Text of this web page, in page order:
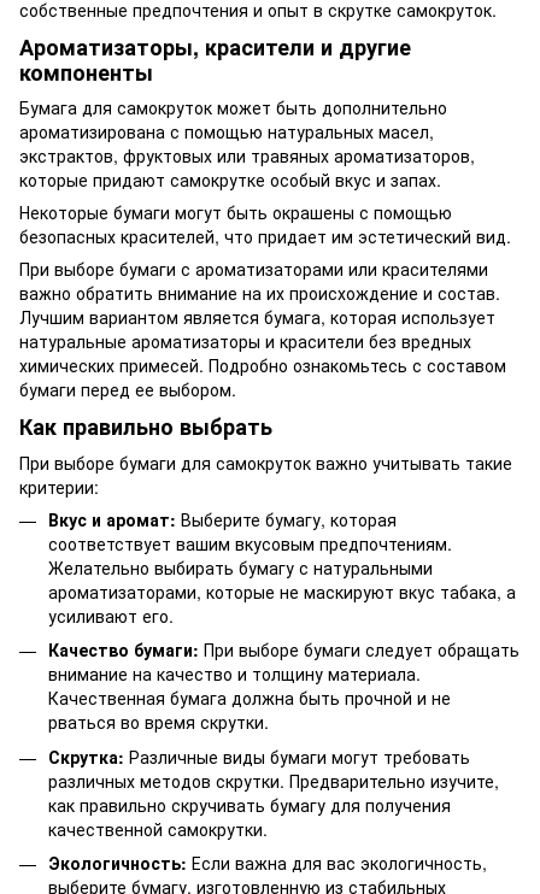
собственные предпочтения и опыт в скрутке самокруток.
Ароматизаторы, красители и другие
компоненты
Бумага для самокруток может быть дополнительно
ароматизирована с помощью натуральных масел,
экстрактов, фруктовых или травяных ароматизаторов,
которые придают самокрутке особый вкус и запах.
Некоторые бумаги могут быть окрашены с помощью
безопасных красителей, что придает им эстетический вид.
При выборе бумаги с ароматизаторами или красителями
важно обратить внимание на их происхождение и состав.
Лучшим вариантом является бумага, которая использует
натуральные ароматизаторы и красители без вредных
химических примесей. Подробно ознакомьтесь с составом
бумаги перед ее выбором.
Как правильно выбрать
При выборе бумаги для самокруток важно учитывать такие
критерии:
Вкус и аромат: Выберите бумагу, которая
соответствует вашим вкусовым предпочтениям.
Желательно выбирать бумагу с натуральными
ароматизаторами, которые не маскируют вкус табака, а
усиливают его.
Качество бумаги: При выборе бумаги следует обращать
внимание на качество и толщину материала.
Качественная бумага должна быть прочной и не
рваться во время скрутки.
Скрутка: Различные виды бумаги могут требовать
различных методов скрутки. Предварительно изучите,
как правильно скручивать бумагу для получения
качественной самокрутки.
Экологичность: Если важна для вас экологичность,
выберите бумагу, изготовленную из стабильных